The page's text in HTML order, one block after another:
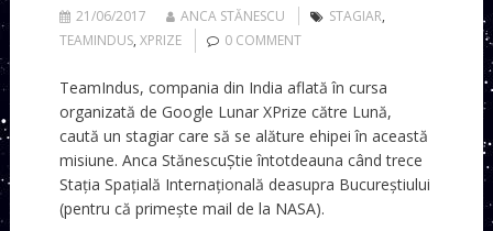
21/06/2017 ANCA STĂNESCU STAGIAR,
TEAMINDUS, XPRIZE 0 COMMENT
TeamIndus, compania din India aflată în cursa
organizată de Google Lunar XPrize către Lună,
caută un stagiar care să se alăture ehipei în această
misiune. Anca StănescuȘtie întotdeauna când trece
Stația Spațială Internațională deasupra Bucureștiului
(pentru că primește mail de la NASA).